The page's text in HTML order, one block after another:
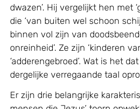
dwazen’. Hij vergelijkt hen met
die ‘van buiten wel schoon
binnen vol zijn van
onreinheid’. Ze zijn ‘kinderen
‘adderengebroed’. Wat is het
dergelijke verregaande taal
Er zijn drie belangrijke